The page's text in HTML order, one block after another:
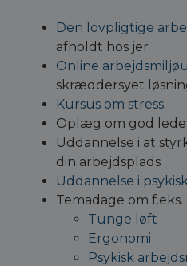
Den lovpligtige
afholdt hos jer
Online
skræddersyet
Kursus om stress
Oplæg om god
Uddannelse i at
din arbejdsplads
Uddannelse i
Temadage om f.eks.
Tunge løft
Ergonomi
Psykisk